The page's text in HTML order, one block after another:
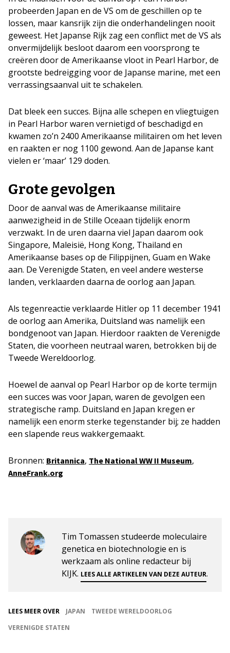
probeerden Japan en de VS om de geschillen op te
lossen, maar kansrijk zijn die onderhandelingen nooit
geweest. Het Japanse Rijk zag een conflict met de VS als
onvermijdelijk besloot daarom een voorsprong te
creëren door de Amerikaanse vloot in Pearl Harbor, de
grootste bedreigging voor de Japanse marine, met een
verrassingsaanval uit te schakelen.
Dat bleek een succes. Bijna alle schepen en vliegtuigen
in Pearl Harbor waren vernietigd of beschadigd en
kwamen zo’n 2400 Amerikaanse militairen om het leven
en raakten er nog 1100 gewond. Aan de Japanse kant
vielen er ‘maar’ 129 doden.
Grote gevolgen
Door de aanval was de Amerikaanse militaire
aanwezigheid in de Stille Oceaan tijdelijk enorm
verzwakt. In de uren daarna viel Japan daarom ook
Singapore, Maleisië, Hong Kong, Thailand en
Amerikaanse bases op de Filippijnen, Guam en Wake
aan. De Verenigde Staten, en veel andere westerse
landen, verklaarden daarna de oorlog aan Japan.
Als tegenreactie verklaarde Hitler op 11 december 1941
de oorlog aan Amerika, Duitsland was namelijk een
bondgenoot van Japan. Hierdoor raakten de Verenigde
Staten, die voorheen neutraal waren, betrokken bij de
Tweede Wereldoorlog.
Hoewel de aanval op Pearl Harbor op de korte termijn
een succes was voor Japan, waren de gevolgen een
strategische ramp. Duitsland en Japan kregen er
namelijk een enorm sterke tegenstander bij; ze hadden
een slapende reus wakkergemaakt.
Bronnen: Britannica, The National WW II Museum,
AnneFrank.org
Tim Tomassen studeerde moleculaire
genetica en biotechnologie en is
werkzaam als online redacteur bij
KIJK. LEES ALLE ARTIKELEN VAN DEZE AUTEUR.
LEES MEER OVER JAPAN
TWEEDE WERELDOORLOG
VERENIGDE STATEN